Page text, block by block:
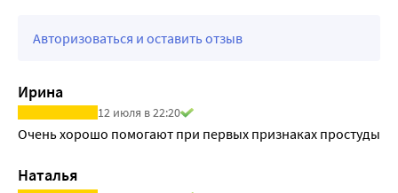
Авторизоваться и оставить отзыв
Ирина
12 июля в 22:20
Очень хорошо помогают при первых признаках простуды
Наталья